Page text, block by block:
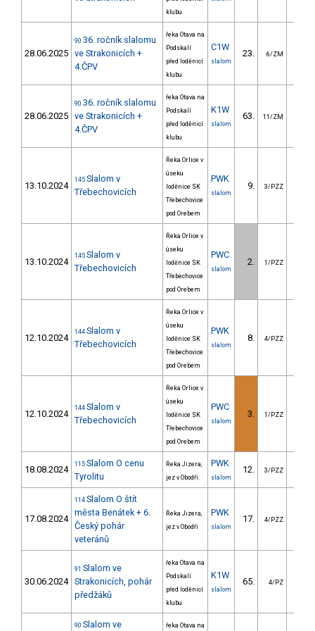
klubu
28.06.2025
90 36. ročník slalomu
ve Strakonicích +
4.ČPV
řeka Otava na
Podskalí
před loděnicí
klubu
C1W
slalom
23. 6/ZM
28.06.2025
90 36. ročník slalomu
ve Strakonicích +
4.ČPV
řeka Otava na
Podskalí
před loděnicí
klubu
K1W
slalom
63. 11/ZM
13.10.2024
145 Slalom v
Třebechovicích
Řeka Orlice v
úseku
loděnice SK
Třebechovice
pod Orebem
PWK
slalom
9. 3/PZZ
13.10.2024
145 Slalom v
Třebechovicích
Řeka Orlice v
úseku
loděnice SK
Třebechovice
pod Orebem
PWC
slalom
2. 1/PZZ
12.10.2024
144 Slalom v
Třebechovicích
Řeka Orlice v
úseku
loděnice SK
Třebechovice
pod Orebem
PWK
slalom
8. 4/PZZ
12.10.2024
144 Slalom v
Třebechovicích
Řeka Orlice v
úseku
loděnice SK
Třebechovice
pod Orebem
PWC
slalom
3. 1/PZZ
18.08.2024 115 Slalom O cenu
Tyrolitu
Řeka Jizera,
jez v Obodři.
PWK
slalom
12. 3/PZZ
17.08.2024
114 Slalom O štít
města Benátek + 6.
Český pohár
veteránů
Řeka Jizera,
jez v Obodři
PWK
slalom
17. 4/PZZ
30.06.2024
91 Slalom ve
Strakonicích, pohár
předžáků
řeka Otava na
Podskalí
před loděnicí
klubu
K1W
slalom
65. 4/PZ
90 Slalom ve
řeka Otava na